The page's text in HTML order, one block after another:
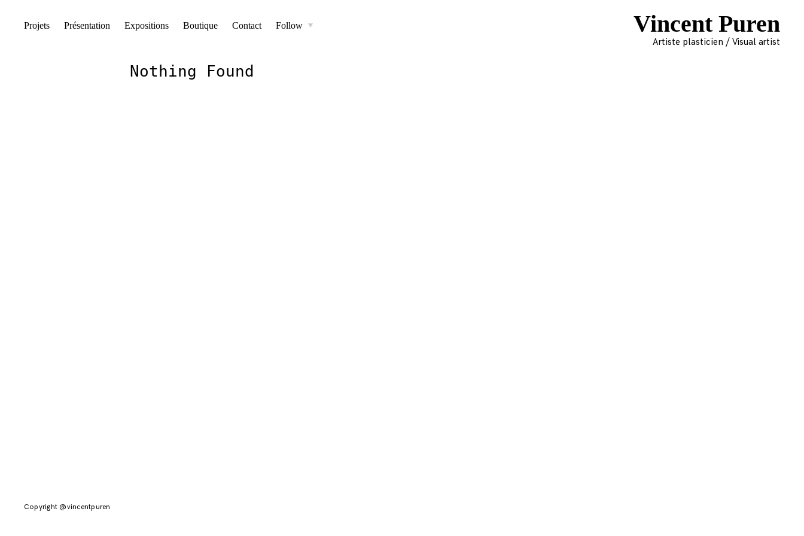
Skip
Vincent Puren
Artiste plasticien / Visual artist
Projets Présentation Expositions Boutique Contact Follow
toggle
Nothing Found
Copyright @vincentpuren